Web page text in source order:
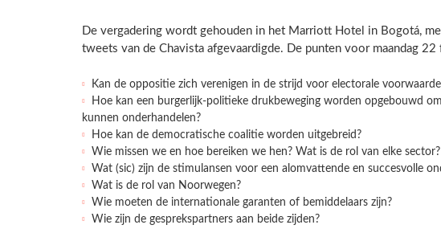
De vergadering wordt gehouden in het Marriott Hotel in Bogotá,
tweets van de Chavista afgevaardigde. De punten voor maandag 22
Kan de oppositie zich verenigen in de strijd voor electorale
Hoe kan een burgerlijk-politieke drukbeweging worden opgebouwd
kunnen onderhandelen?
Hoe kan de democratische coalitie worden uitgebreid?
Wie missen we en hoe bereiken we hen? Wat is de rol van elke sector?
Wat (sic) zijn de stimulansen voor een alomvattende en succesvolle
Wat is de rol van Noorwegen?
Wie moeten de internationale garanten of bemiddelaars zijn?
Wie zijn de gesprekspartners aan beide zijden?